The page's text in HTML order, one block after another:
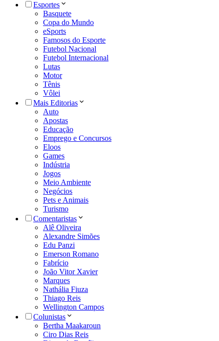
Esportes
Basquete
Copa do Mundo
eSports
Famosos do Esporte
Futebol Nacional
Futebol Internacional
Lutas
Motor
Tênis
Vôlei
Mais Editorias
Auto
Apostas
Educação
Emprego e Concursos
Eloos
Games
Indústria
Jogos
Meio Ambiente
Negócios
Pets e Animais
Turismo
Comentaristas
Alê Oliveira
Alexandre Simões
Edu Panzi
Emerson Romano
Fabrício
João Vitor Xavier
Marques
Nathália Fiuza
Thiago Reis
Wellington Campos
Colunistas
Bertha Maakaroun
Ciro Dias Reis